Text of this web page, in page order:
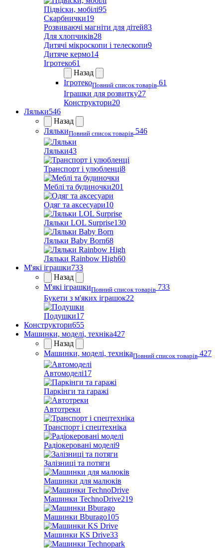
Підвіски, мобілі95
Скарбнички19
Розвиваючі магніти для дітей83
Для хлопчиків28
Дитячі мікроскопи і телескопи9
Дитяче кермо14
Ігротеко61
Назад
ІгротекоПовний список товарів 61
Іграшки для розвитку27
Конструктори20
Ляльки546
Назад
ЛялькиПовний список товарів 546
Ляльки43
Транспорт і улюбленці8
Меблі та будиночки201
Одяг та аксесуари10
Ляльки LOL Surprise130
Ляльки Baby Born68
Ляльки Rainbow High60
М'які іграшки733
Назад
М'які іграшкиПовний список товарів 733
Букети з м'яких іграшок22
Подушки17
Конструктори655
Машинки, моделі, техніка427
Назад
Машинки, моделі, технікаПовний список товарів 427
Автомоделі17
Паркінги та гаражі
Автотреки
Транспорт і спецтехніка
Радіокеровані моделі9
Залізниці та потяги
Машинки для малюків
Машинки TechnoDrive219
Машинки Bburago105
Машинки KS Drive33